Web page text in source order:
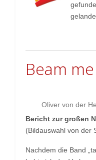
Beam
Oliver von der
Bericht zur großen
(Bildauswahl von der
Nachdem die Band